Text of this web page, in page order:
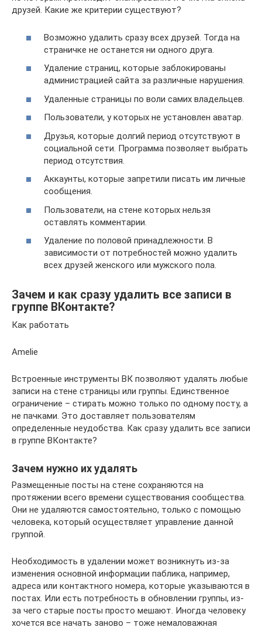
друзей. Какие же критерии существуют?
Возможно удалить сразу всех друзей. Тогда на
страничке не останется ни одного друга.
Удаление страниц, которые заблокированы
администрацией сайта за различные нарушения.
Удаленные страницы по воли самих владельцев.
Пользователи, у которых не установлен аватар.
Друзья, которые долгий период отсутствуют в
социальной сети. Программа позволяет выбрать
период отсутствия.
Аккаунты, которые запретили писать им личные
сообщения.
Пользователи, на стене которых нельзя
оставлять комментарии.
Удаление по половой принадлежности. В
зависимости от потребностей можно удалить
всех друзей женского или мужского пола.
Зачем и как сразу удалить все записи в
группе ВКонтакте?
Как работать
Amelie
Встроенные инструменты ВК позволяют удалять любые
записи на стене страницы или группы. Единственное
ограничение – стирать можно только по одному посту, а
не пачками. Это доставляет пользователям
определенные неудобства. Как сразу удалить все записи
в группе ВКонтакте?
Зачем нужно их удалять
Размещенные посты на стене сохраняются на
протяжении всего времени существования сообщества.
Они не удаляются самостоятельно, только с помощью
человека, который осуществляет управление данной
группой.
Необходимость в удалении может возникнуть из-за
изменения основной информации паблика, например,
адреса или контактного номера, которые указываются в
постах. Или есть потребность в обновлении группы, из-
за чего старые посты просто мешают. Иногда человеку
хочется все начать заново – тоже немаловажная